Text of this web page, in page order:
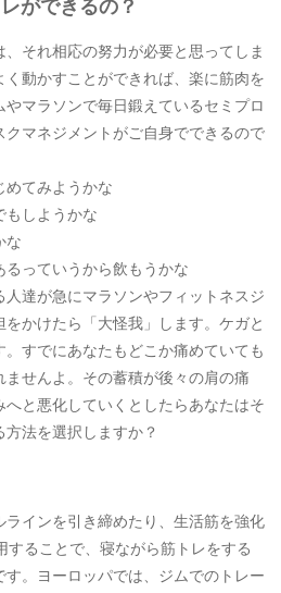
ができるの？
それ相応の努力が必要と思ってしま
動かすことができれば、楽に筋肉を
マラソンで毎日鍛えているセミプロ
マネジメントがご自身でできるので
めてみようかな
もしようかな
な
るっていうから飲もうかな
達が急にマラソンやフィットネスジ
かけたら「大怪我」します。ケガと
すでにあなたもどこか痛めていても
せんよ。その蓄積が後々の肩の痛
と悪化していくとしたらあなたはそ
法を選択しますか？
インを引き締めたり、生活筋を強化
することで、寝ながら筋トレをする
。ヨーロッパでは、ジムでのトレー